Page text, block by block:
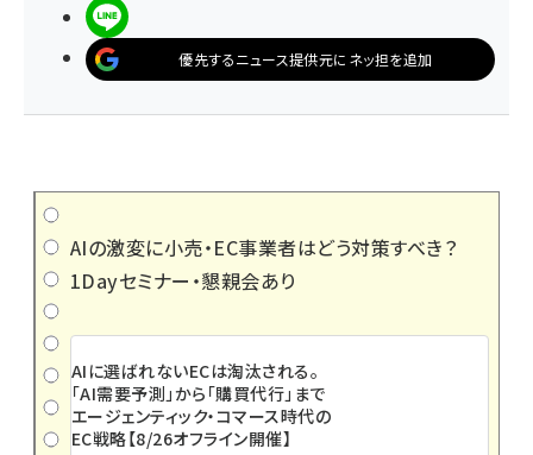
優先するニュース提供元にネッ担を追加
AIの激変に小売・EC事業者はどう対策すべき？
1Dayセミナー・懇親会あり
AIに選ばれないECは淘汰される。
「AI需要予測」から「購買代行」まで
エージェンティック・コマース時代の
EC戦略【8/26オフライン開催】